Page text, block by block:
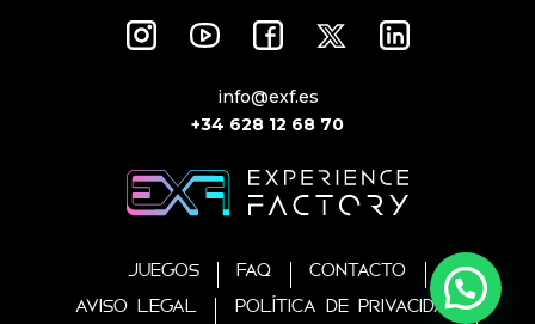
info@exf.es
+34 628 12 68 70
JUEGOS FAQ
CONTACTO
AVISO LEGAL
POLÍTICA DE PRIVACIDAD